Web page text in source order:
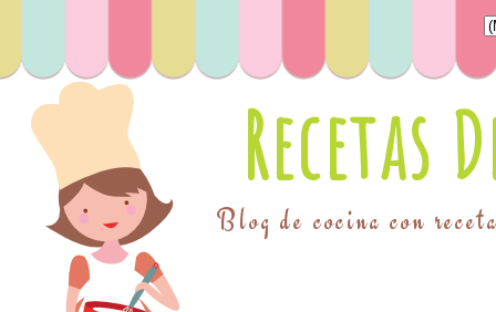
Recetas
Blog de cocina con